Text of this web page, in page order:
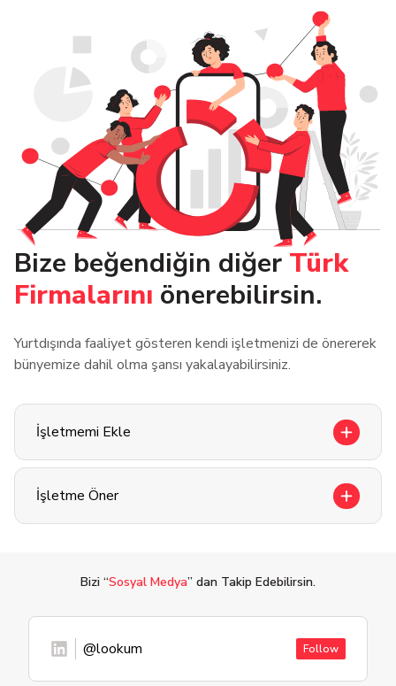
Bize beğendiğin diğer Türk
Firmalarını önerebilirsin.
Yurtdışında faaliyet gösteren kendi işletmenizi de önererek
bünyemize dahil olma şansı yakalayabilirsiniz.
İşletmemi Ekle
İşletme Öner
Bizi “Sosyal Medya” dan Takip Edebilirsin.
@lookum Follow